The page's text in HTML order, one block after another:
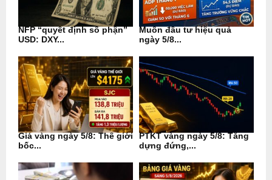
NFP “quyết định số phận”
USD: DXY...
Muốn đầu tư hiệu quả
ngày 5/8...
Giá vàng ngày 5/8: Thế giới
bốc...
PTKT vàng ngày 5/8: Tăng
dựng đứng,...